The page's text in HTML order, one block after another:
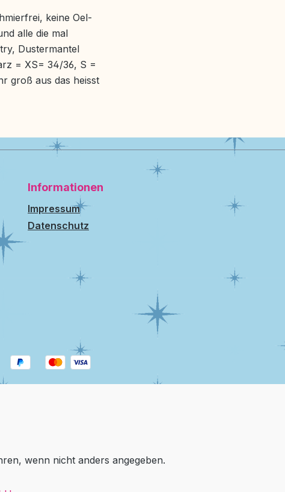
keine Oel-
alle die mal
Dustermantel
= XS= 34/36, S =
groß aus das heisst
Informationen
Impressum
Datenschutz
wenn nicht anders angegeben.